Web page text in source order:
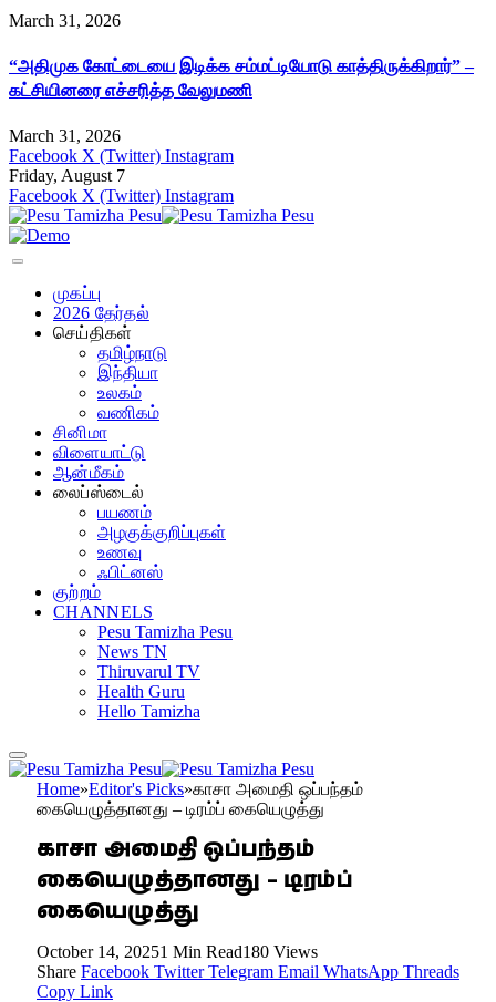
March 31, 2026
“அதிமுக கோட்டையை இடிக்க சம்மட்டியோடு காத்திருக்கிறார்” –
கட்சியினரை எச்சரித்த வேலுமணி
March 31, 2026
Facebook X (Twitter) Instagram
Friday, August 7
Facebook X (Twitter) Instagram
முகப்பு
2026 தேர்தல்
செய்திகள்
தமிழ்நாடு
இந்தியா
உலகம்
வணிகம்
சினிமா
விளையாட்டு
ஆன்மீகம்
லைப்ஸ்டைல்
பயணம்
அழகுக்குறிப்புகள்
உணவு
ஃபிட்னஸ்
குற்றம்
CHANNELS
Pesu Tamizha Pesu
News TN
Thiruvarul TV
Health Guru
Hello Tamizha
Home»Editor's Picks»காசா அமைதி ஒப்பந்தம்
கையெழுத்தானது – டிரம்ப் கையெழுத்து
காசா அமைதி ஒப்பந்தம்
கையெழுத்தானது – டிரம்ப்
கையெழுத்து
October 14, 20251 Min Read180 Views
Share Facebook Twitter Telegram Email WhatsApp Threads
Copy Link